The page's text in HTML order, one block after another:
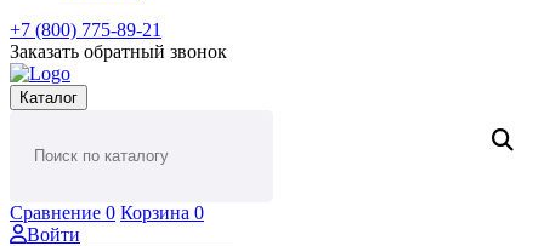
+7 (800) 775-89-21
Заказать обратный звонок
Каталог
Сравнение 0 Корзина 0
Войти